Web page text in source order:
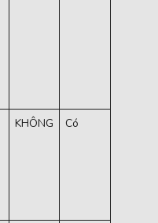
KHÔNG Có